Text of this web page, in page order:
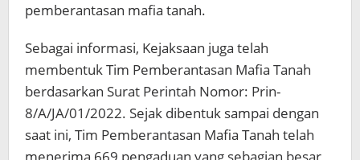
pemberantasan mafia tanah.
Sebagai informasi, Kejaksaan juga telah
membentuk Tim Pemberantasan Mafia Tanah
berdasarkan Surat Perintah Nomor: Prin-
8/A/JA/01/2022. Sejak dibentuk sampai dengan
saat ini, Tim Pemberantasan Mafia Tanah telah